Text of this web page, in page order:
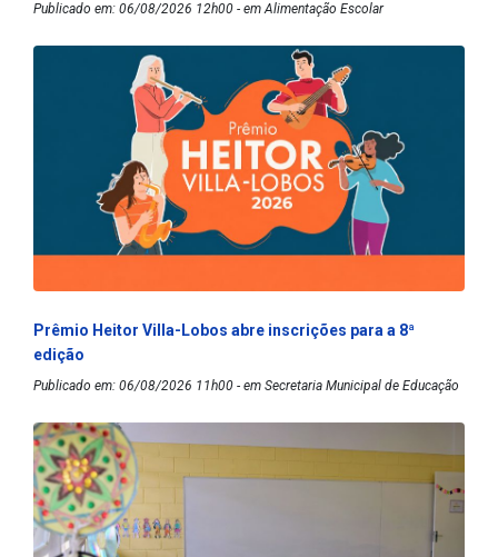
Publicado em: 06/08/2026 12h00 - em Alimentação Escolar
Prêmio Heitor Villa-Lobos abre inscrições para a 8ª
edição
Publicado em: 06/08/2026 11h00 - em Secretaria Municipal de Educação